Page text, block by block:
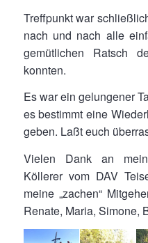
Treffpunkt war
nach und nach alle
gemütlichen Ratsch
konnten.
Es war ein gelungener
es bestimmt eine
geben. Laßt euch
Vielen Dank an
Köllerer vom DAV
meine „zachen“
Renate, Maria, Simone,